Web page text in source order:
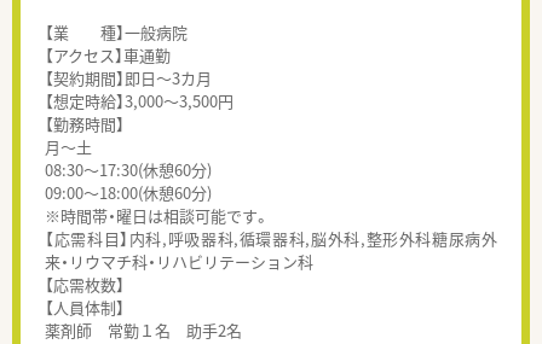
【業 種】一般病院
【アクセス】車通勤
【契約期間】即日～3カ月
【想定時給】3,000～3,500円
【勤務時間】
月～土
08:30～17:30(休憩60分)
09:00～18:00(休憩60分)
※時間帯・曜日は相談可能です。
【応需科目】内科,呼吸器科,循環器科,脳外科,整形外科糖尿病外
来・リウマチ科・リハビリテーション科
【応需枚数】
【人員体制】
薬剤師 常勤１名 助手2名